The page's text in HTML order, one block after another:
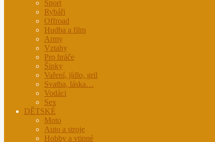
Sport
Rybáři
Offroad
Hudba a film
Army
Vztahy
Pro hráče
Šipky
Vaření, jídlo, gril
Svatba, láska…
Vodáci
Sex
DĚTSKÉ
Moto
Auto a stroje
Hobby a vtipné